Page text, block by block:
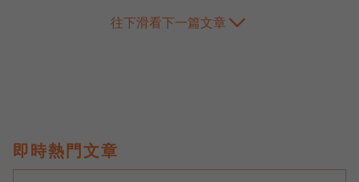
往下滑看下一篇文章
即時熱門文章